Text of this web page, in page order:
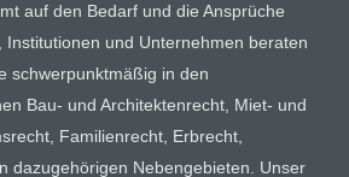
auf den Bedarf und die Ansprüche
Institutionen und Unternehmen beraten
schwerpunktmäßig in den
Bau- und Architektenrecht, Miet- und
Familienrecht, Erbrecht,
dazugehörigen Nebengebieten. Unser